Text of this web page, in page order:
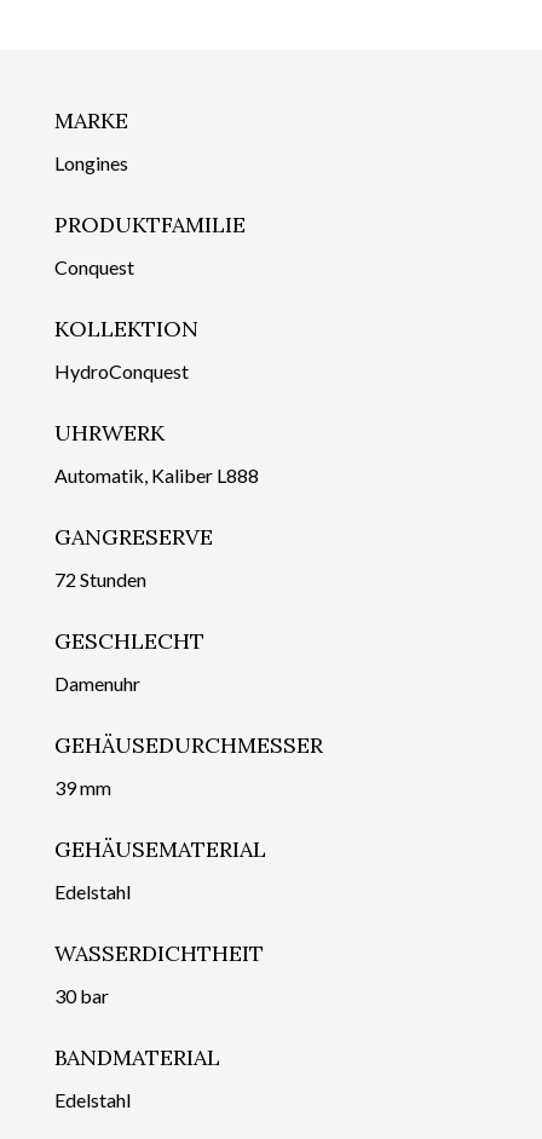
MARKE
Longines
PRODUKTFAMILIE
Conquest
KOLLEKTION
HydroConquest
UHRWERK
Automatik, Kaliber L888
GANGRESERVE
72 Stunden
GESCHLECHT
Damenuhr
GEHÄUSEDURCHMESSER
39 mm
GEHÄUSEMATERIAL
Edelstahl
WASSERDICHTHEIT
30 bar
BANDMATERIAL
Edelstahl